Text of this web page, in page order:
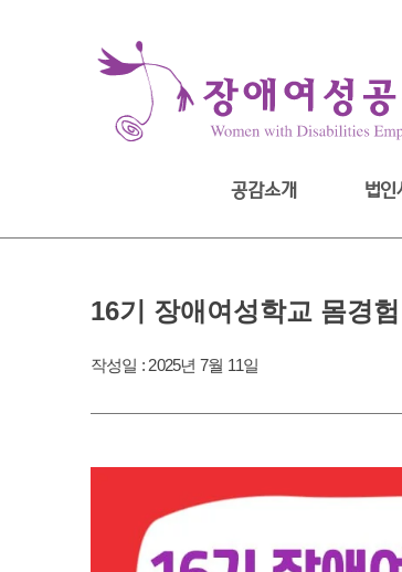
공감소개 법
16기 장애여성학교 몸경
작성일 : 2025년 7월 11일